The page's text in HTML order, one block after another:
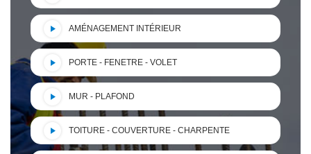
AMÉNAGEMENT INTÉRIEUR
PORTE - FENETRE - VOLET
MUR - PLAFOND
TOITURE - COUVERTURE - CHARPENTE